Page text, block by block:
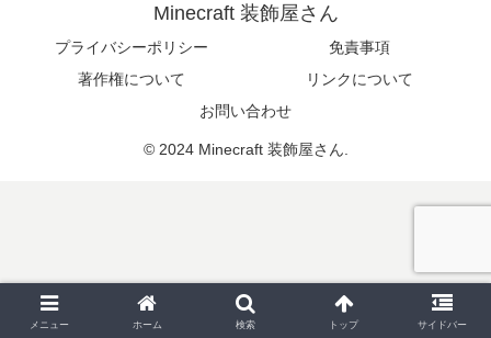
Minecraft 装飾屋さん
プライバシーポリシー
免責事項
著作権について
リンクについて
お問い合わせ
© 2024 Minecraft 装飾屋さん.
メニュー ホーム 検索 トップ サイドバー